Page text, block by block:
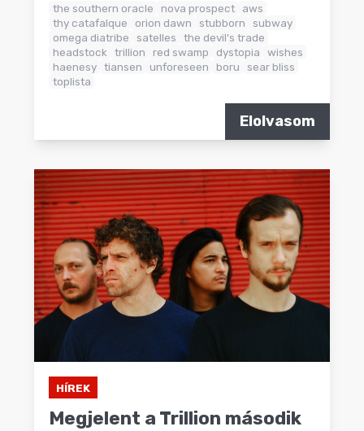
the southern oracle nova prospect
aws
thy catafalque
orion dawn stubborn
subway
omega diatribe
satelles
the devil's trade
headstock
trillion red swamp dystopia
wishes
haenesy tiansen unforeseen boru
sear bliss
toplista
Elolvasom
HÍREK
Megjelent a Trillion második